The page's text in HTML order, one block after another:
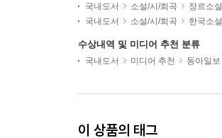
국내도서 소설/시/희곡 장르소설
국내도서
소설/시/희곡 한국소설
수상내역 및 미디어 추천 분류
국내도서 미디어 추천 동아일보
이 상품의 태그